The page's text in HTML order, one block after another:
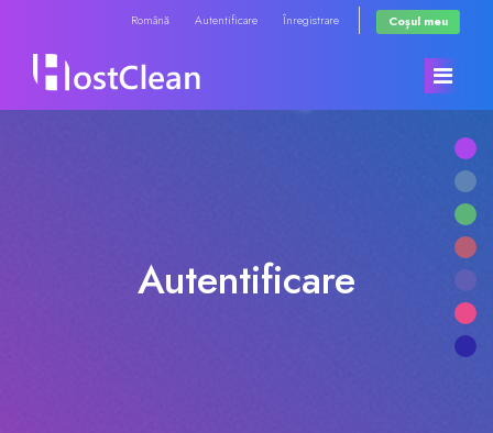
Română Autentificare Înregistrare Coșul meu
Răsfoiți totAutentificare